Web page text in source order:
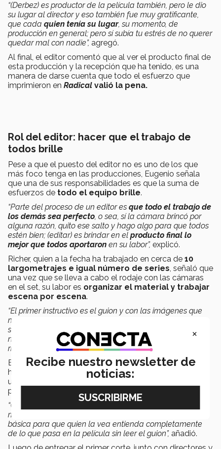
“(Derbez) es productor de la película también, pero le dio
su lugar al director y eso también fue muy gratificante,
que cada quien tenía su lugar, su momento, de
producción en general; pero sí subía tu estrés de no querer
quedar mal con nadie”, agregó.
Al final, el editor comentó que al ver el producto final de
esta producción y la recepción que ha tenido, es una
manera de darse cuenta que todo el esfuerzo que
imprimieron en Radical valió la pena.
Rol del editor: hacer que el trabajo de
todos brille
Pese a que el puesto del editor no es uno de los que
más foco tenga en las producciones, Eugenio señala
que una de sus responsabilidades es que la suma de
esfuerzos de todo el equipo brille.
“Parte del proceso de un editor es que todo el trabajo de
los demás sea perfecto, o sea, sí la cámara brincó por
alguna razón, quito ese salto y hago algo para que todos
estén bien; (editar) es brindar en el producto final lo
mejor que todos aportaron en su labor”, explicó.
Richer, quien a la fecha ha trabajado en cerca de 10
largometrajes e igual número de series, señaló que
una vez que se lleva a cabo el rodaje con las cámaras
en el set, su labor es organizar el material y trabajar
escena por escena.
“El primer instructivo es el guion y con las imágenes que
me están dando lo tengo que ir reflejando; debo
seleccionar las mejores líneas de actores y quitar las que
no funcionan, combinar, quitar o poner audio para dar
ritmo a cada escena”,platicó elEXATEC.
Eugenio señaló que como editor su responsabilidad es
hacer el
primer corte, incluyendo una propuesta con
un diseño sonoro temporal, con su visión y creatividad,
para luego
“Cuando muestro un primer corte ya debe tener toda la
música, si hay algún efecto visual, hago una versión
básica para que quien la vea entienda completamente
de lo que pasa en la película sin leer el guion”, añadió.
×
Recibe nuestro newsletter de
noticias: